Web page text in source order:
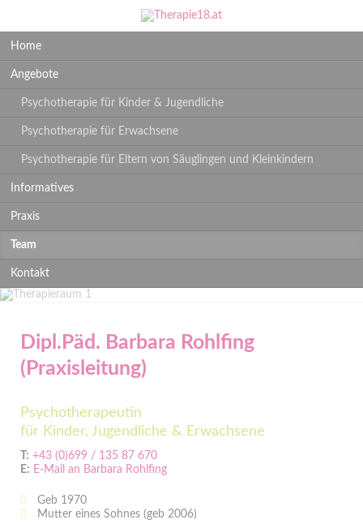
Navigation
überspringen
Home
Angebote
Psychotherapie für Kinder & Jugendliche
Psychotherapie für Erwachsene
Psychotherapie für Eltern von Säuglingen und Kleinkindern
Informatives
Praxis
Team
Kontakt
Dipl.Päd. Barbara Rohlfing
(Praxisleitung)
Psychotherapeutin
für Kinder, Jugendliche & Erwachsene
T: +43 (0)699 / 135 87 670
E: E-Mail an Barbara Rohlfing
Geb 1970
Mutter eines Sohnes (geb 2006)